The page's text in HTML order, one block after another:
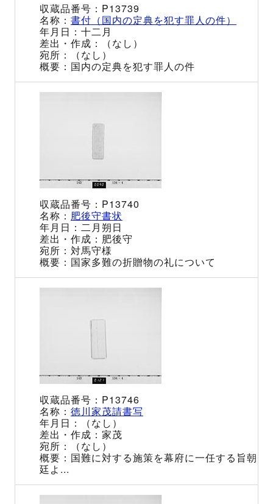
P13739
書付（国内の定典を犯す罪人の件）
十二月
（なし）
（なし）
国内の定典を犯す罪人の件
P13740
肥後守書状
二月朔日
肥後守
対馬守様
国家多難の折贈物の礼について
P13746
徳川家茂請書写
（なし）
家茂
（なし）
国難に対する施策を幕府に一任する旨朝
廷よ...